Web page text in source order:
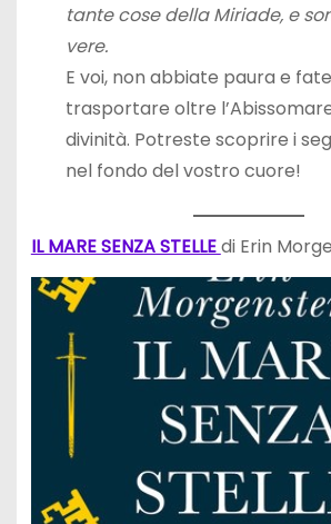
tante cose della Miriade, e
vere.
E voi, non abbiate paura e
trasportare oltre
divinità. Potreste scoprire i
nel fondo del vostro cuore!
IL MARE SENZA STELLEdi Erin